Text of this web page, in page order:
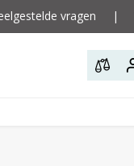
vragen |